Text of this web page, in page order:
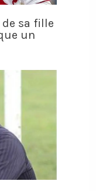
sa fille
un